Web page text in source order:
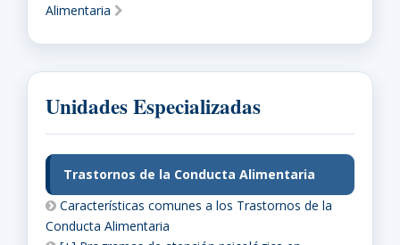
Alimentaria
Unidades Especializadas
Trastornos de la Conducta Alimentaria
Características comunes a los Trastornos de la
Conducta Alimentaria